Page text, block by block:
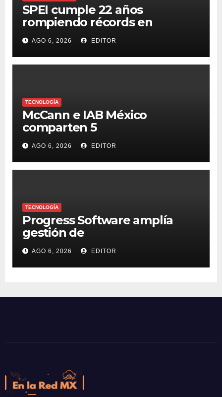
SPEI cumple 22 años
rompiendo récords en
transferencias y adopción
AGO 6, 2026 EDITOR
TECNOLOGÍA
McCann e IAB México
comparten 5
macrotendencias en la
industria del marketing y la
publicidad
AGO 6, 2026 EDITOR
TECNOLOGÍA
Progress Software amplía
gestión de
supercomputadoras de IA
NVIDIA DGX Spark con Chef
AGO 6, 2026 EDITOR